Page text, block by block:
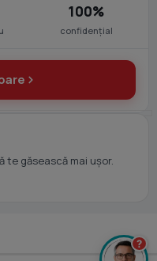
100%
confidențial
găsească mai ușor.
?